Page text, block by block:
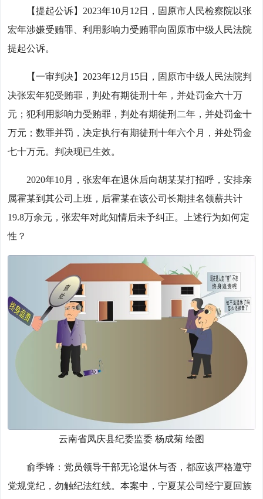
【提起公诉】2023年10月12日，固原市人民检察院以张
宏年涉嫌受贿罪、利用影响力受贿罪向固原市中级人民法院
提起公诉。
【一审判决】2023年12月15日，固原市中级人民法院判
决张宏年犯受贿罪，判处有期徒刑十年，并处罚金六十万
元；犯利用影响力受贿罪，判处有期徒刑二年，并处罚金十
万元；数罪并罚，决定执行有期徒刑十年六个月，并处罚金
七十万元。判决现已生效。
2020年10月，张宏年在退休后向胡某某打招呼，安排亲
属霍某到其公司上班，后霍某在该公司长期挂名领薪共计
19.8万余元，张宏年对此知情后未予纠正。上述行为如何定
性？
云南省凤庆县纪委监委 杨成菊 绘图
俞季锋：党员领导干部无论退休与否，都应该严格遵守
党规党纪，勿触纪法红线。本案中，宁夏某公司经宁夏回族